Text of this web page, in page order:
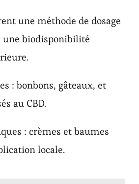
une méthode de dosage
une biodisponibilité
: bonbons, gâteaux, et
au CBD.
: crèmes et baumes
locale.